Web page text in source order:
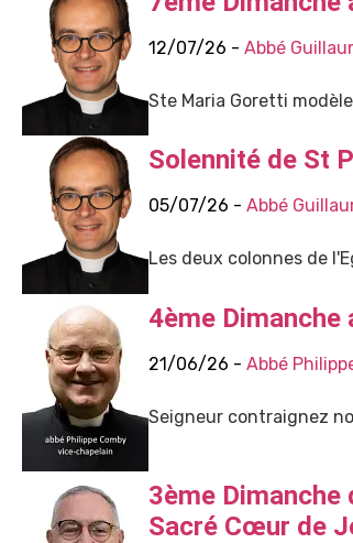
12/07/26 - Abbé
Ste Maria Goretti
Solennité de St
05/07/26 - Abbé
Les deux colonnes de
4ème Dimanche
21/06/26 - Abbé
Seigneur contraignez
3ème Dimanche
Sacré Cœur de